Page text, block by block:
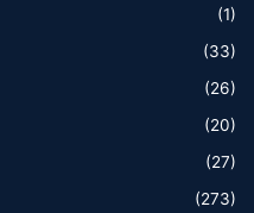
(1)
(33)
(26)
(20)
(27)
(273)